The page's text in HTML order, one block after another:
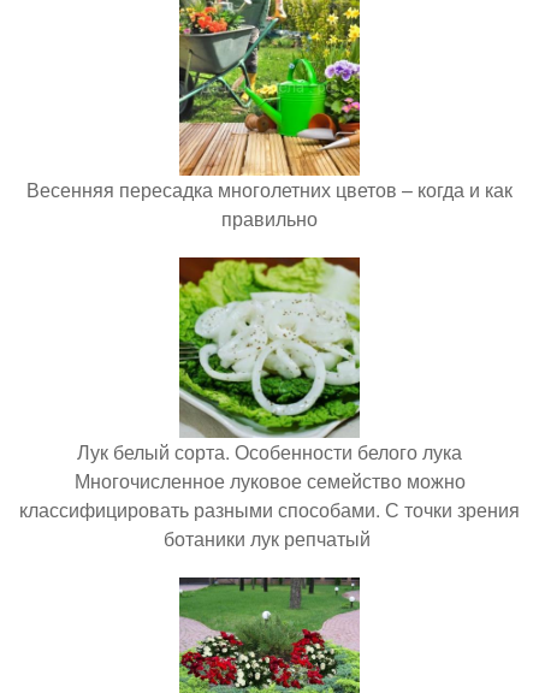
Весенняя пересадка многолетних цветов – когда и как
правильно
Лук белый сорта. Особенности белого лука
Многочисленное луковое семейство можно
классифицировать разными способами. С точки зрения
ботаники лук репчатый